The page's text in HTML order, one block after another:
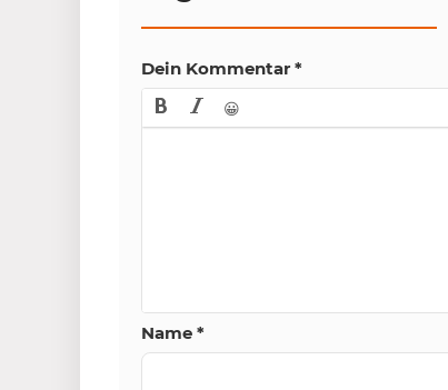
Dein Kommentar *
😀
Name *